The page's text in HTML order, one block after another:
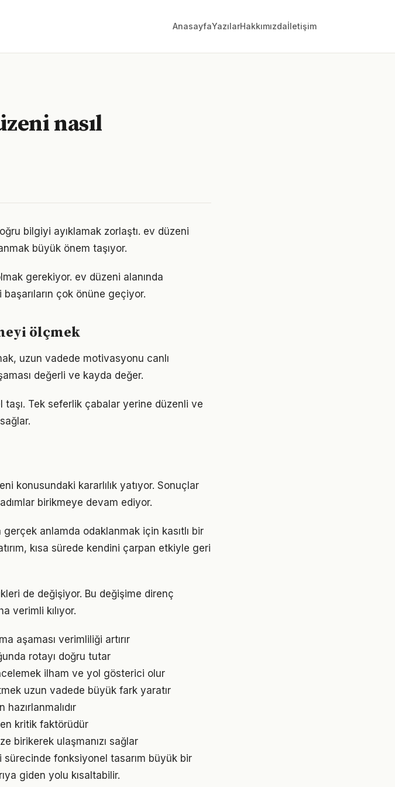
AnasayfaYazılarHakkımızdaİletişim
nasıl
bilgiyi ayıklamak zorlaştı. ev düzeni
büyük önem taşıyor.
gerekiyor. ev düzeni alanında
çok önüne geçiyor.
ölçmek
uzun vadede motivasyonu canlı
değerli ve kayda değer.
taşı. Tek seferlik çabalar yerine düzenli ve
konusundaki kararlılık yatıyor. Sonuçlar
birikmeye devam ediyor.
gerçek anlamda odaklanmak için kasıtlı bir
kısa sürede kendini çarpan etkiyle geri
de değişiyor. Bu değişime direnç
verimli kılıyor.
aşaması verimliliği artırır
rotayı doğru tutar
incelemek ilham ve yol gösterici olur
uzun vadede büyük fark yaratır
en kritik faktörüdür
birikerek ulaşmanızı sağlar
sürecinde fonksiyonel tasarım büyük bir
giden yolu kısaltabilir.